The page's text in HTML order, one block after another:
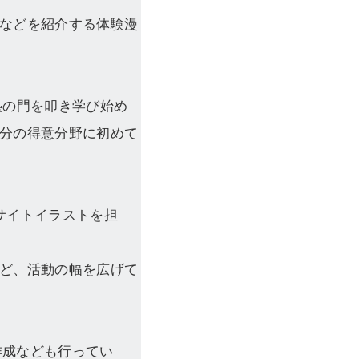
どを紹介する体験漫
門を叩き学び始め
の得意分野に初めて
イトイラストを担
、活動の幅を広げて
なども行ってい